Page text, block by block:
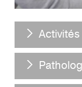
Activités